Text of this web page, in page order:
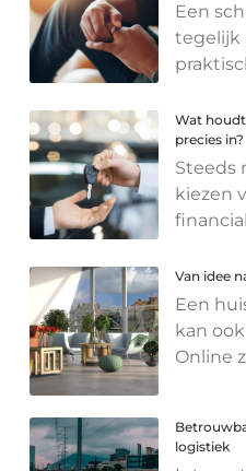
Een
tegelijk
Wat houdt
precies in?
Steeds
kiezen
Van idee
Een
kan
Online
logistiek